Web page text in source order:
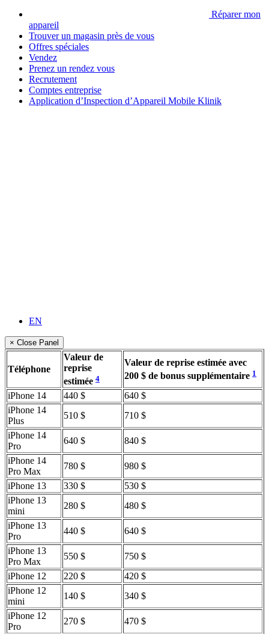
Réparer mon
appareil
Trouver un magasin près de vous
Offres spéciales
Vendez
Prenez un rendez vous
Recrutement
Comptes entreprise
Application d’Inspection d’Appareil Mobile Klinik
EN
× Close Panel
Téléphone
Valeur de
reprise
estimée 4
Valeur de reprise estimée avec
200 $ de bonus supplémentaire 1
iPhone 14 440 $
640 $
iPhone 14
Plus
510 $
710 $
iPhone 14
Pro
640 $
840 $
iPhone 14
Pro Max
780 $
980 $
iPhone 13
330 $
530 $
iPhone 13
mini
280 $
480 $
iPhone 13
Pro
440 $
640 $
iPhone 13
Pro Max
550 $
750 $
iPhone 12
220 $
420 $
iPhone 12
mini
140 $
340 $
iPhone 12
Pro
270 $
470 $